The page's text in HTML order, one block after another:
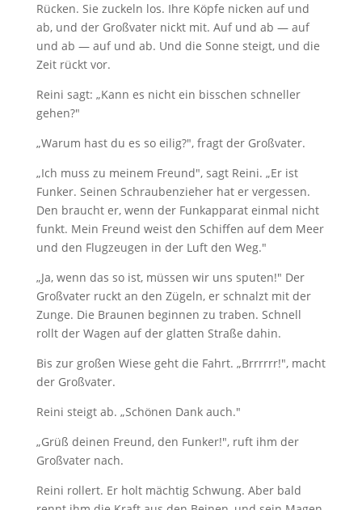
Rücken. Sie zuckeln los. Ihre Köpfe nicken auf und
ab, und der Großvater nickt mit. Auf und ab — auf
und ab — auf und ab. Und die Sonne steigt, und die
Zeit rückt vor.
Reini sagt: „Kann es nicht ein bisschen schneller
gehen?"
„Warum hast du es so eilig?", fragt der Großvater.
„Ich muss zu meinem Freund", sagt Reini. „Er ist
Funker. Seinen Schraubenzieher hat er vergessen.
Den braucht er, wenn der Funkapparat einmal nicht
funkt. Mein Freund weist den Schiffen auf dem Meer
und den Flugzeugen in der Luft den Weg."
„Ja, wenn das so ist, müssen wir uns sputen!" Der
Großvater ruckt an den Zügeln, er schnalzt mit der
Zunge. Die Braunen beginnen zu traben. Schnell
rollt der Wagen auf der glatten Straße dahin.
Bis zur großen Wiese geht die Fahrt. „Brrrrrr!", macht
der Großvater.
Reini steigt ab. „Schönen Dank auch."
„Grüß deinen Freund, den Funker!", ruft ihm der
Großvater nach.
Reini rollert. Er holt mächtig Schwung. Aber bald